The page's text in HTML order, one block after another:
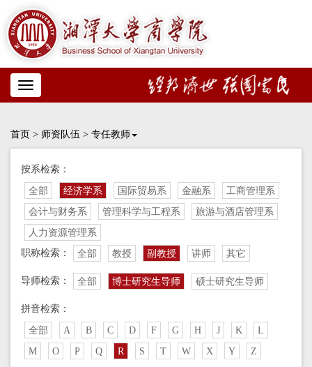
Toggle
navigation
首页 > 师资队伍 > 专任教师
按系检索：
全部 经济学系 国际贸易系 金融系
工商管理系
会计与财务系
管理科学与工程系
旅游与酒店管理系
人力资源管理系
职称检索：
全部 教授 副教授 讲师 其它
导师检索： 全部 博士研究生导师 硕士研究生导师
拼音检索：
全部 A B C D F G H J K
L
M
O P Q R S T W X Y Z